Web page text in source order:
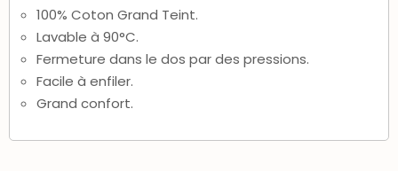
100% Coton Grand Teint.
Lavable à 90°C.
Fermeture dans le dos par des pressions.
Facile à enfiler.
Grand confort.